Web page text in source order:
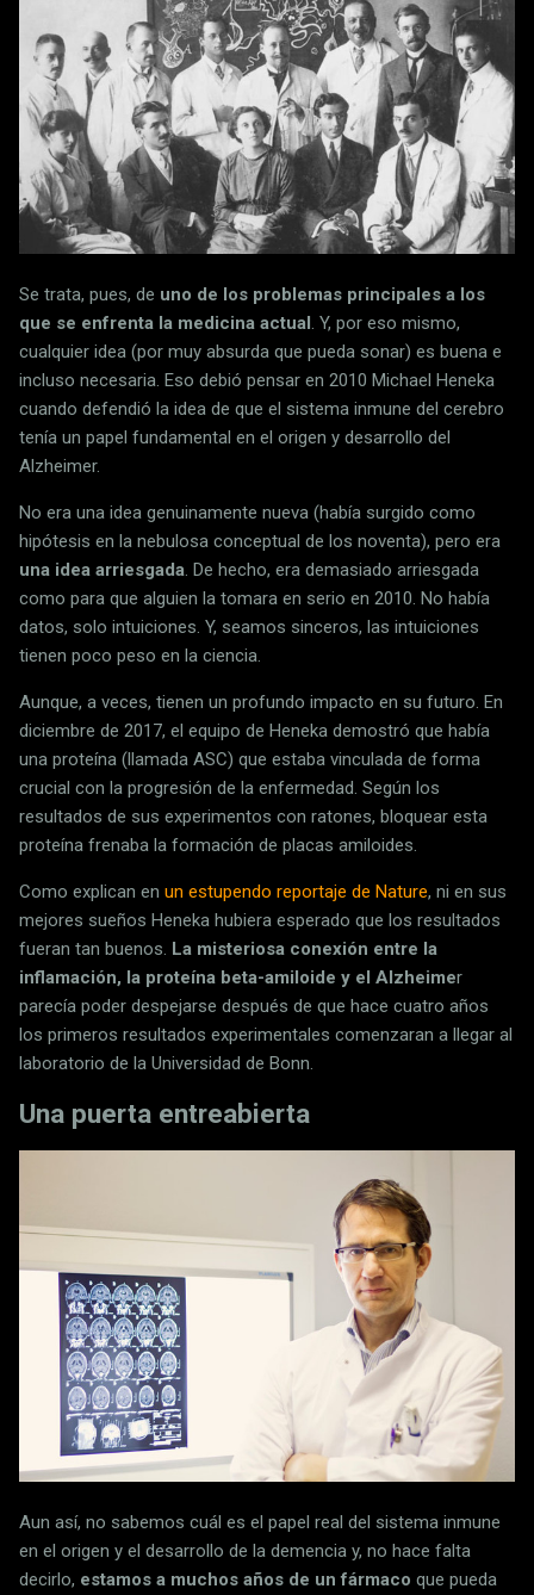
Se trata, pues, de uno de los problemas principales a los
que se enfrenta la medicina actual . Y, por eso mismo,
cualquier idea (por muy absurda que pueda sonar) es buena e
incluso necesaria. Eso debió pensar en 2010 Michael Heneka
cuando defendió la idea de que el sistema inmune del cerebro
tenía un papel fundamental en el origen y desarrollo del
Alzheimer.
No era una idea genuinamente nueva (había surgido como
hipótesis en la nebulosa conceptual de los noventa), pero era
una idea arriesgada . De hecho, era demasiado arriesgada
como para que alguien la tomara en serio en 2010. No había
datos, solo intuiciones. Y, seamos sinceros, las intuiciones
tienen poco peso en la ciencia.
Aunque, a veces, tienen un profundo impacto en su futuro. En
diciembre de 2017, el equipo de Heneka demostró que había
una proteína (llamada ASC) que estaba vinculada de forma
crucial con la progresión de la enfermedad. Según los
resultados de sus experimentos con ratones, bloquear esta
proteína frenaba la formación de placas amiloides.
Como explican en un estupendo reportaje de Nature, ni en sus
mejores sueños Heneka hubiera esperado que los resultados
fueran tan buenos. La misteriosa conexión entre la
inflamación, la proteína beta-amiloide y el Alzheimer
parecía poder despejarse después de que hace cuatro años
los primeros resultados experimentales comenzaran a llegar al
laboratorio de la Universidad de Bonn.
Una puerta entreabierta
Aun así, no sabemos cuál es el papel real del sistema inmune
en el origen y el desarrollo de la demencia y, no hace falta
decirlo, estamos a muchos años de un fármaco que pueda